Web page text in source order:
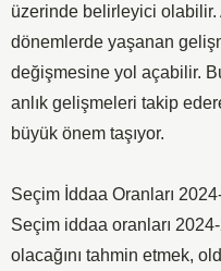
üzerinde belirleyici olabilir.
dönemlerde yaşanan
değişmesine yol açabilir.
anlık gelişmeleri takip
büyük önem taşıyor.
Seçim İddaa Oranları
Seçim iddaa oranları
olacağını tahmin etmek,